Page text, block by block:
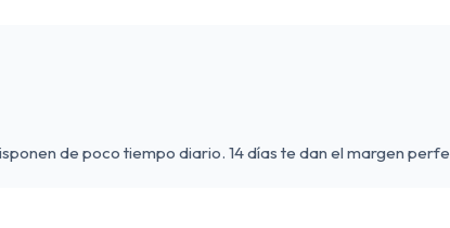
de poco tiempo diario. 14 días te dan el margen